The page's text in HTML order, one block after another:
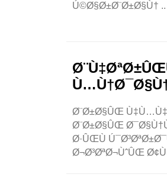
Ú©Ø§Ø±Ø¨Ø±Ø§Ù† ..
Ø¨Ø±Ø§ÛŒ Ù‡Ù…Ù‡
Ø¨Ø±Ø§ÛŒ
Ø·ÛŒÙ
Ø¬Ø³ØªØ¬ÙˆÛŒ